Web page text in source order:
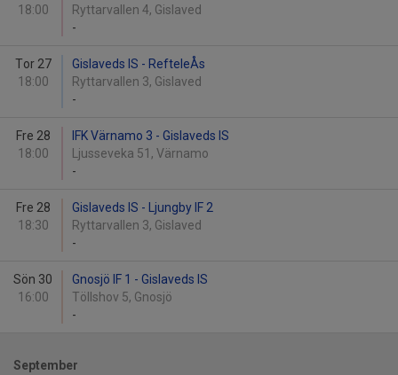
18:00
Ryttarvallen 4, Gislaved
-
Tor 27
18:00
Gislaveds IS - RefteleÅs
Ryttarvallen 3, Gislaved
-
Fre 28
18:00
IFK Värnamo 3 - Gislaveds IS
Ljusseveka 51, Värnamo
-
Fre 28
18:30
Gislaveds IS - Ljungby IF 2
Ryttarvallen 3, Gislaved
-
Sön 30
16:00
Gnosjö IF 1 - Gislaveds IS
Töllshov 5, Gnosjö
-
September